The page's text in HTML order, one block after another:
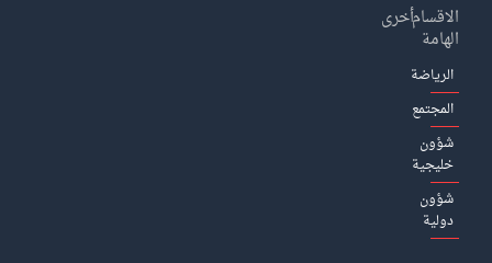
الاقسام
الهامة
الرياضة
المجتمع
شؤون
خليجية
شؤون
دولية
أخرى